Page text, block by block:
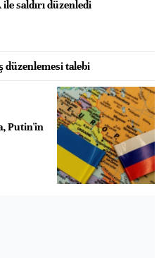
saldırı düzenledi
düzenlemesi talebi
Putin'in